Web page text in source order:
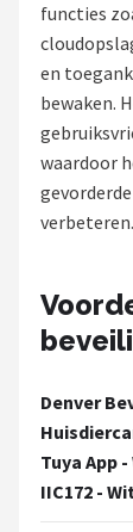
Home-
Reolink
EZVIZ
Hikvision
Foscam
ieGeek
functies
en
bewaken.
waardoor
verbeteren.
Denver
Tuya App
IIC172 -